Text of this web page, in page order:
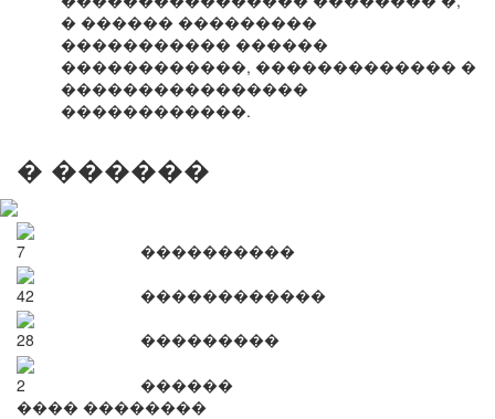
� ������ ���������
����������� ������
������������, ������������� �
����������������
������������.
� ������
7 ����������
42 ������������
28 ���������
2
������
���� ��������